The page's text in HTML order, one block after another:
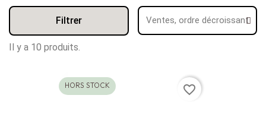
Il y a 10 produits.
Filtrer
HORS STOCK favorite_border